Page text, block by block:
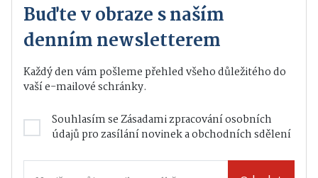
Buďte v obraze s naším
denním newsletterem
Každý den vám pošleme přehled všeho důležitého do
vaší e-mailové schránky.
Souhlasím seZásadami zpracování osobních
údajůpro zasílání novinek a obchodních sdělení